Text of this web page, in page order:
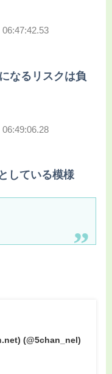
なるリスクは負
している模様
(@5chan_nel)